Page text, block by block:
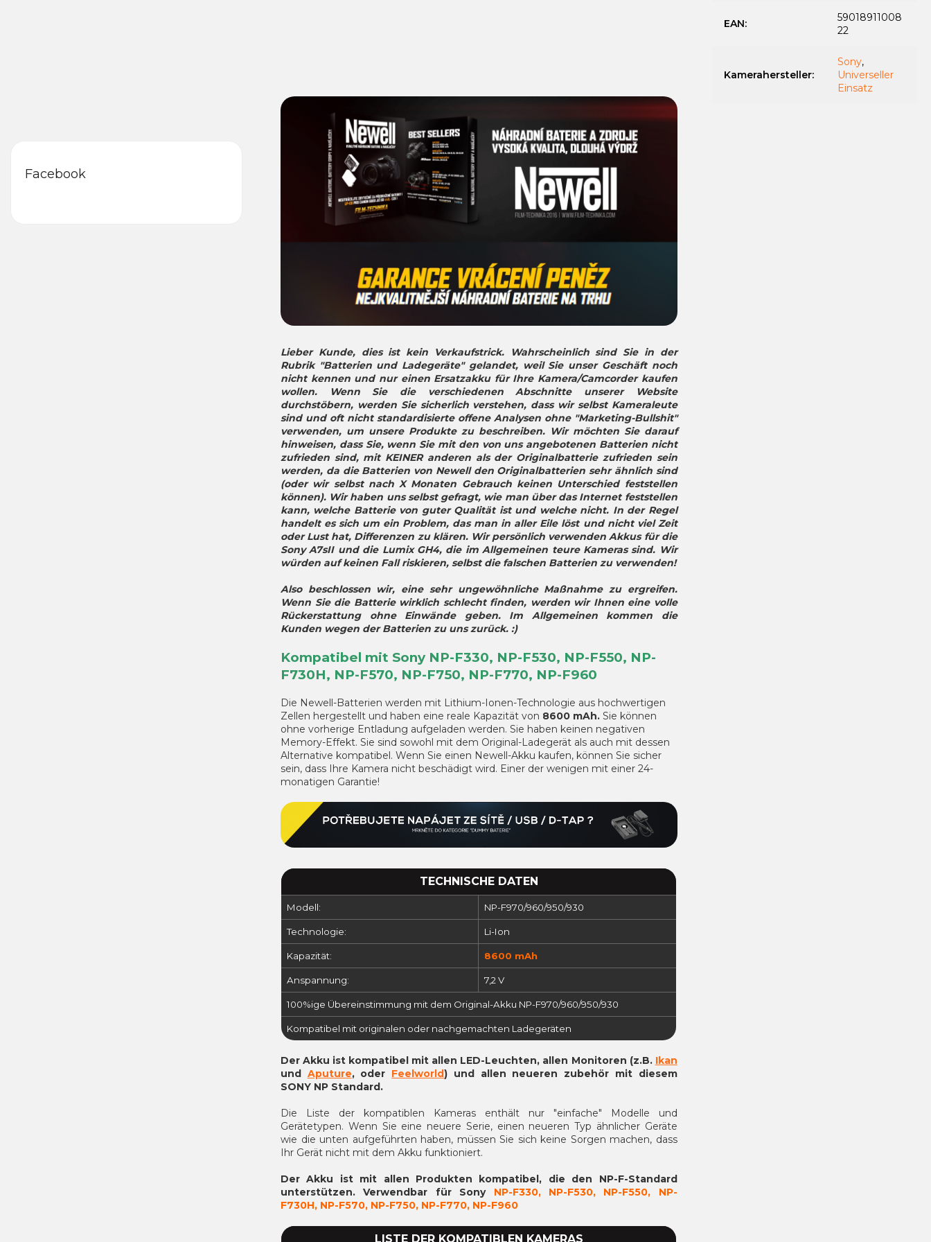
Facebook
Lieber Kunde, dies ist kein Verkaufstrick. Wahrscheinlich sind Sie in der
Rubrik "Batterien und Ladegeräte" gelandet, weil Sie unser Geschäft noch
nicht kennen und nur einen Ersatzakku für Ihre Kamera/Camcorder kaufen
wollen. Wenn Sie die verschiedenen Abschnitte unserer Website
durchstöbern, werden Sie sicherlich verstehen, dass wir selbst Kameraleute
sind und oft nicht standardisierte offene Analysen ohne "Marketing-Bullshit"
verwenden, um unsere Produkte zu beschreiben. Wir möchten Sie darauf
hinweisen, dass Sie, wenn Sie mit den von uns angebotenen Batterien nicht
zufrieden sind, mit KEINER anderen als der Originalbatterie zufrieden sein
werden, da die Batterien von Newell den Originalbatterien sehr ähnlich sind
(oder wir selbst nach X Monaten Gebrauch keinen Unterschied feststellen
können). Wir haben uns selbst gefragt, wie man über das Internet feststellen
kann, welche Batterie von guter Qualität ist und welche nicht. In der Regel
handelt es sich um ein Problem, das man in aller Eile löst und nicht viel Zeit
oder Lust hat, Differenzen zu klären. Wir persönlich verwenden Akkus für die
Sony A7sII und die Lumix GH4, die im Allgemeinen teure Kameras sind. Wir
würden auf keinen Fall riskieren, selbst die falschen Batterien zu verwenden!
Also beschlossen wir, eine sehr ungewöhnliche Maßnahme zu ergreifen.
Wenn Sie die Batterie wirklich schlecht finden, werden wir Ihnen eine volle
Rückerstattung ohne Einwände geben. Im Allgemeinen kommen die
Kunden wegen der Batterien zu uns zurück. :)
Kompatibel mit Sony NP-F330, NP-F530, NP-F550, NP-
F730H, NP-F570, NP-F750, NP-F770, NP-F960
Die Newell-Batterien werden mit Lithium-Ionen-Technologie aus hochwertigen
Zellen hergestellt und haben eine reale Kapazität von 8600 mAh. Sie können
ohne vorherige Entladung aufgeladen werden. Sie haben keinen negativen
Memory-Effekt. Sie sind sowohl mit dem Original-Ladegerät als auch mit dessen
Alternative kompatibel. Wenn Sie einen Newell-Akku kaufen, können Sie sicher
sein, dass Ihre Kamera nicht beschädigt wird. Einer der wenigen mit einer 24-
monatigen Garantie!
TECHNISCHE DATEN
Modell: NP-F970/960/950/930
Technologie: Li-Ion
Kapazität: 8600 mAh
Anspannung: 7,2 V
100%ige Übereinstimmung mit dem Original-Akku NP-F970/960/950/930
Kompatibel mit originalen oder nachgemachten Ladegeräten
Der Akku ist kompatibel mit allen LED-Leuchten, allen Monitoren (z.B. Ikan
und Aputure, oder Feelworld) und allen neueren zubehör mit diesem
SONY NP Standard.
Die Liste der kompatiblen Kameras enthält nur "einfache" Modelle und
Gerätetypen. Wenn Sie eine neuere Serie, einen neueren Typ ähnlicher Geräte
wie die unten aufgeführten haben, müssen Sie sich keine Sorgen machen, dass
Ihr Gerät nicht mit dem Akku funktioniert.
Der Akku ist mit allen Produkten kompatibel, die den NP-F-Standard
unterstützen. Verwendbar für Sony NP-F330, NP-F530, NP-F550, NP-
F730H, NP-F570, NP-F750, NP-F770, NP-F960
LISTE DER KOMPATIBLEN KAMERAS
EAN:
59018911008
22
Kamerahersteller:
Sony,
Universeller
Einsatz